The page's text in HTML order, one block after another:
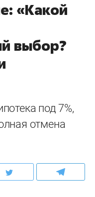
«Какой
выбор?
под 7%,
отмена